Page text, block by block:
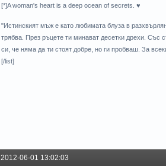
[*]A woman's heart is a deep ocean of secrets. ♥
"Истинският мъж е като любимата блуза в
трябва. През ръцете ти минават десетки дрехи. Със
си, че няма да ти стоят добре, но ги пробваш. За
[/list]
2012-06-01 13:02:03